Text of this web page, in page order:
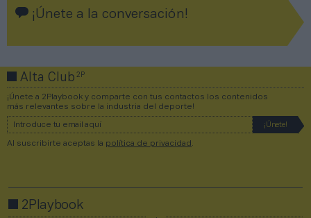
¡Únete a la conversación!
Alta Club2P
¡Únete a 2Playbook y comparte con tus contactos los contenidos
más relevantes sobre la industria del deporte!
Al suscribirte aceptas la política de privacidad
2Playbook